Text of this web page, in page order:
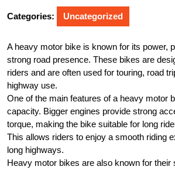
Categories: Uncategorized
A heavy motor bike is known for its power,
strong road presence. These bikes are
riders and are often used for touring, road
highway use.
One of the main features of a heavy motor
capacity. Bigger engines provide strong
torque, making the bike suitable for long
This allows riders to enjoy a smooth riding
long highways.
Heavy motor bikes are also known for their